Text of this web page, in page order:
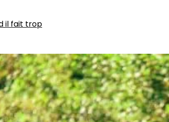
il fait trop